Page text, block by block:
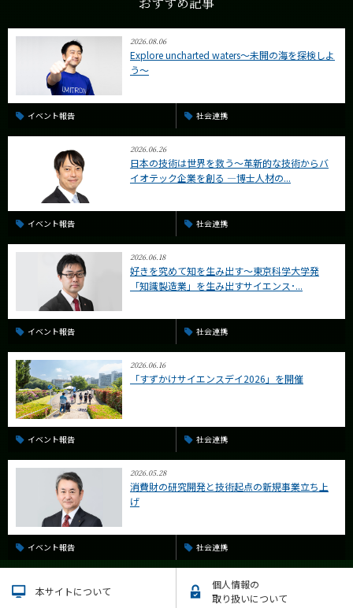
2026.08.06
Explore uncharted waters～未開の海を探検しよ
う～
イベント報告 社会連携
2026.06.26
日本の技術は世界を救う〜革新的な技術からバ
イオテック企業を創る —博士人材の...
イベント報告 社会連携
2026.06.18
好きを究めて知を生み出す〜東京科学大学発
「知識製造業」を生み出すサイエンス･...
イベント報告 社会連携
2026.06.16
「すずかけサイエンスデイ2026」を開催
イベント報告 社会連携
2026.05.28
消費財の研究開発と技術起点の新規事業立ち上
げ
イベント報告 社会連携
本サイトについて
個人情報の
取り扱いについて